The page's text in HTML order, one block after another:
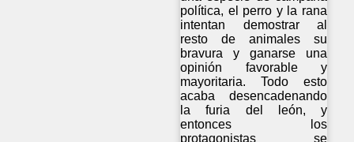
política, el perro y la rana
intentan demostrar al
resto de animales su
bravura y ganarse una
opinión favorable y
mayoritaria. Todo esto
acaba desencadenando
la furia del león, y
entonces los
protagonistas se